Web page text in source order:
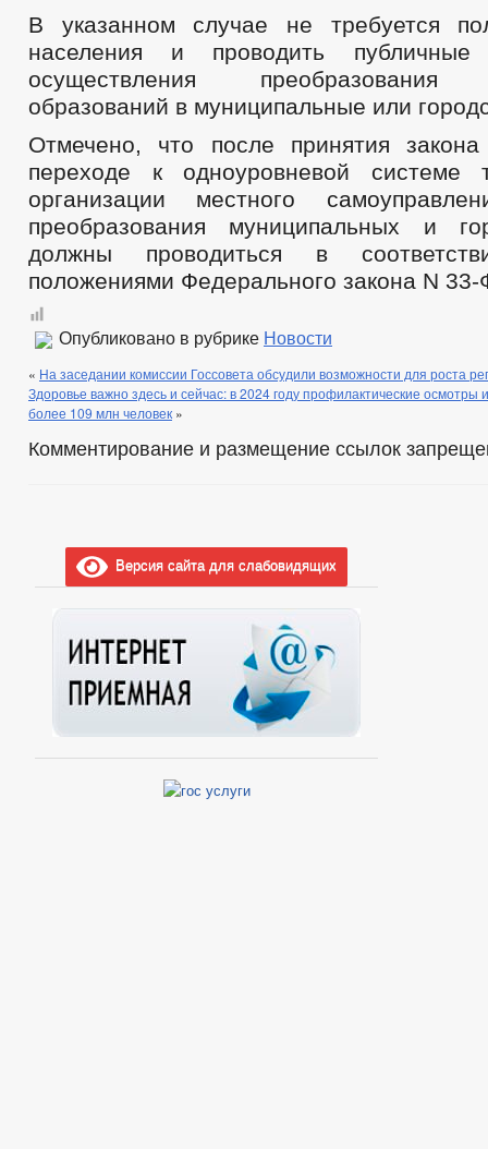
В указанном случае не требуется
населения и проводить
осуществления преобразования
образований в муниципальные или
Отмечено, что после принятия
переходе к одноуровневой системе
организации местного
преобразования муниципальных и
должны проводиться в
положениями Федерального закона N
Опубликовано в рубрике Новости
« На заседании комиссии Госсовета обсудили возможности для роста
Здоровье важно здесь и сейчас: в 2024 году профилактические
более 109 млн человек »
Комментирование и размещение ссылок
Версия сайта для слабовидящих